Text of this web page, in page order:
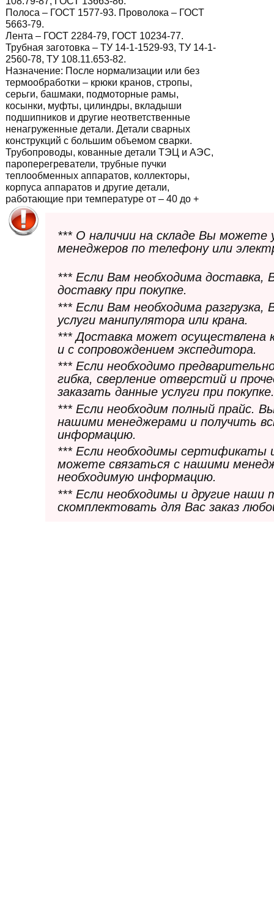
Полоса – ГОСТ 1577-93. Проволока – ГОСТ
5663-79.
Лента – ГОСТ 2284-79, ГОСТ 10234-77.
Трубная заготовка – ТУ 14-1-1529-93, ТУ 14-1-
2560-78, ТУ 108.11.653-82.
Назначение: После нормализации или без
термообработки – крюки кранов, стропы,
серьги, башмаки, подмоторные рамы,
косынки, муфты, цилиндры, вкладыши
подшипников и другие неответственные
ненагруженные детали. Детали сварных
конструкций с большим объемом сварки.
Трубопроводы, кованные детали ТЭЦ и АЭС,
пароперегреватели, трубные пучки
теплообменных аппаратов, коллекторы,
корпуса аппаратов и другие детали,
работающие при температуре от – 40 до +
*** О наличии на складе Вы можете
менеджеров по телефону или
*** Если Вам необходима
доставку при покупке.
*** Если Вам необходима
услуги манипулятора или крана.
*** Доставка может осуществлена
и с сопровождением экспедитора.
*** Если необходимо
гибка, сверление отверстий и
заказать данные услуги при покупке.
*** Если необходим полный прайс.
нашими менеджерами и получить
информацию.
*** Если необходимы сертификаты
можете связаться с нашими
необходимую информацию.
*** Если необходимы и другие
скомплектовать для Вас заказ